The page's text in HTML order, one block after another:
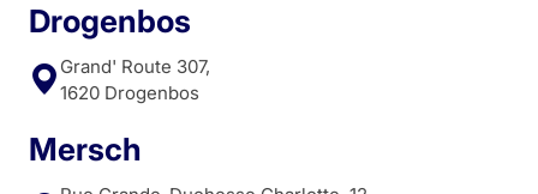
Drogenbos
Grand' Route 307,
1620 Drogenbos
Mersch